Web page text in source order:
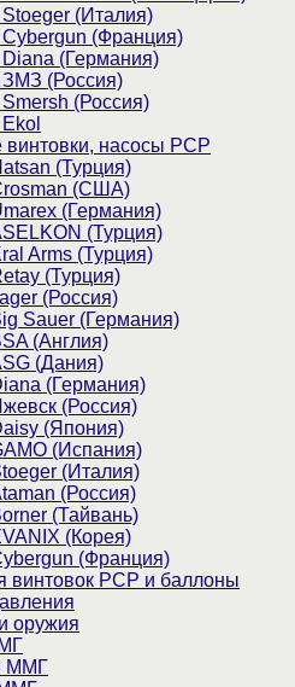
(Италия)
(Франция)
(Германия)
ЗМЗ (Россия)
(Россия)
винтовки, насосы PCP
(Турция)
(США)
(Германия)
(Турция)
Arms (Турция)
(Турция)
(Россия)
Sauer (Германия)
(Англия)
(Дания)
(Германия)
(Россия)
(Япония)
(Испания)
(Италия)
(Россия)
(Тайвань)
(Корея)
(Франция)
винтовок PCP и баллоны
оружия
ММГ